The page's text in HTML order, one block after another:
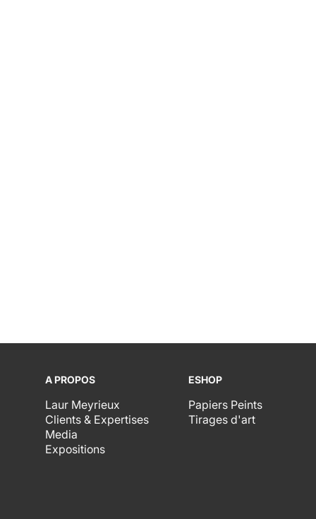
A PROPOS
Laur Meyrieux
Clients & Expertises
Media
Expositions
ESHOP
Papiers Peints
Tirages d'art